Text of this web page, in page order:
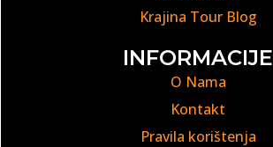
Krajina Tour Blog
INFORMACIJE
O Nama
Kontakt
Pravila korištenja